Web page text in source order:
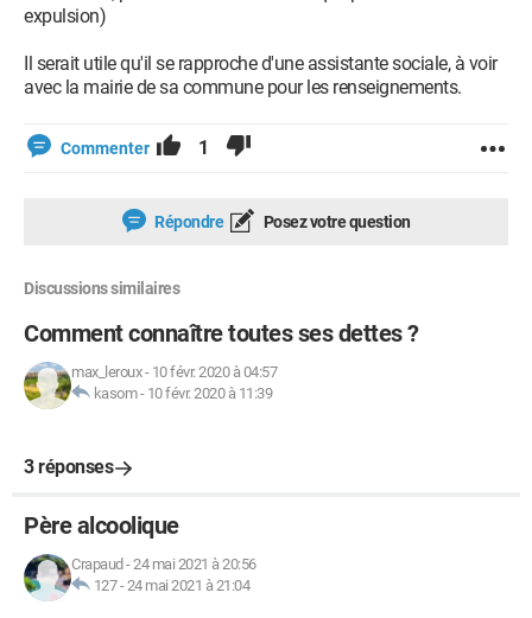
expulsion)
Il serait utile qu'il se rapproche d'une assistante sociale, à voir
avec la mairie de sa commune pour les renseignements.
Commenter 1
Répondre Posez votre question
Discussions similaires
Comment connaître toutes ses dettes ?
max_leroux- 10 févr. 2020 à 04:57
kasom- 10 févr. 2020 à 11:39
3 réponses
Père alcoolique
Crapaud -24 mai 2021 à 20:56
127-24 mai 2021 à 21:04